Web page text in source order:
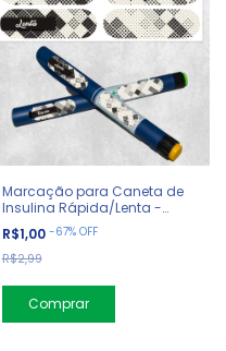
Marcação para Caneta de
Insulina Rápida/Lenta -
Diabetes - Geometrico
R$1,00 -67% OFF
R$2,99